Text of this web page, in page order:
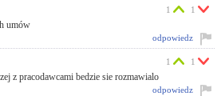
umów
1 1
odpowiedz
z pracodawcami bedzie sie rozmawialo
1 1
odpowiedz